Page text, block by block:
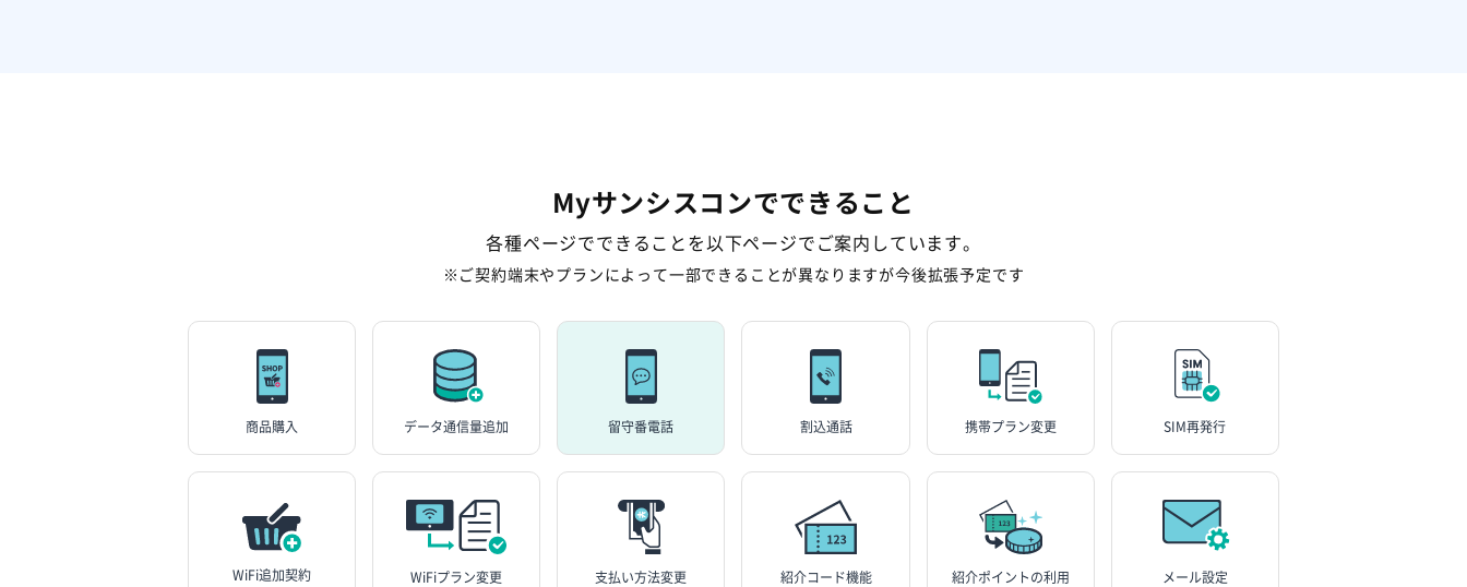
Myサンシスコンでできること
各種ページでできることを以下ページでご案内しています。
※ご契約端末やプランによって一部できることが異なりますが今後拡張予定です
商品購入 データ通信量追加 留守番電話 割込通話 携帯プラン変更 SIM再発行
WiFi追加契約 WiFiプラン変更 支払い方法変更 紹介コード機能 紹介ポイントの利用 メール設定